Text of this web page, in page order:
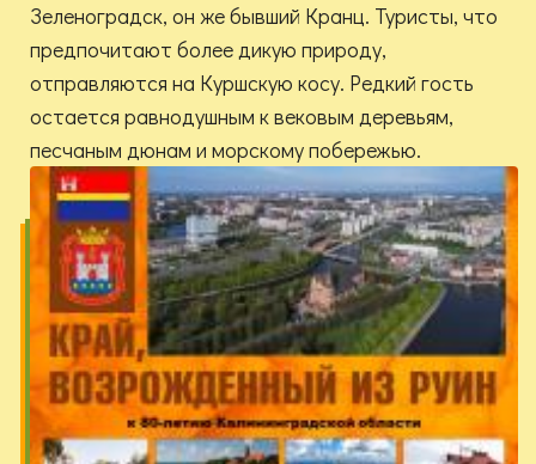
Зеленоградск, он же бывший Кранц. Туристы, что
предпочитают более дикую природу,
отправляются на Куршскую косу. Редкий гость
остается равнодушным к вековым деревьям,
песчаным дюнам и морскому побережью.